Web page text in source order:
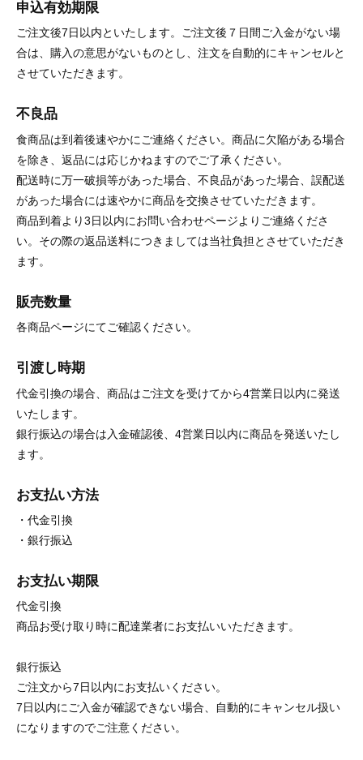
申込有効期限
ご注文後7日以内といたします。ご注文後７日間ご入金がない場
合は、購入の意思がないものとし、注文を自動的にキャンセルと
させていただきます。
不良品
食商品は到着後速やかにご連絡ください。商品に欠陥がある場合
を除き、返品には応じかねますのでご了承ください。
配送時に万一破損等があった場合、不良品があった場合、誤配送
があった場合には速やかに商品を交換させていただきます。
商品到着より3日以内にお問い合わせページよりご連絡くださ
い。その際の返品送料につきましては当社負担とさせていただき
ます。
販売数量
各商品ページにてご確認ください。
引渡し時期
代金引換の場合、商品はご注文を受けてから4営業日以内に発送
いたします。
銀行振込の場合は入金確認後、4営業日以内に商品を発送いたし
ます。
お支払い方法
・代金引換
・銀行振込
お支払い期限
代金引換
商品お受け取り時に配達業者にお支払いいただきます。
銀行振込
ご注文から7日以内にお支払いください。
7日以内にご入金が確認できない場合、自動的にキャンセル扱い
になりますのでご注意ください。